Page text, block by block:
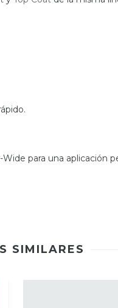
para una aplicación
SIMILARES